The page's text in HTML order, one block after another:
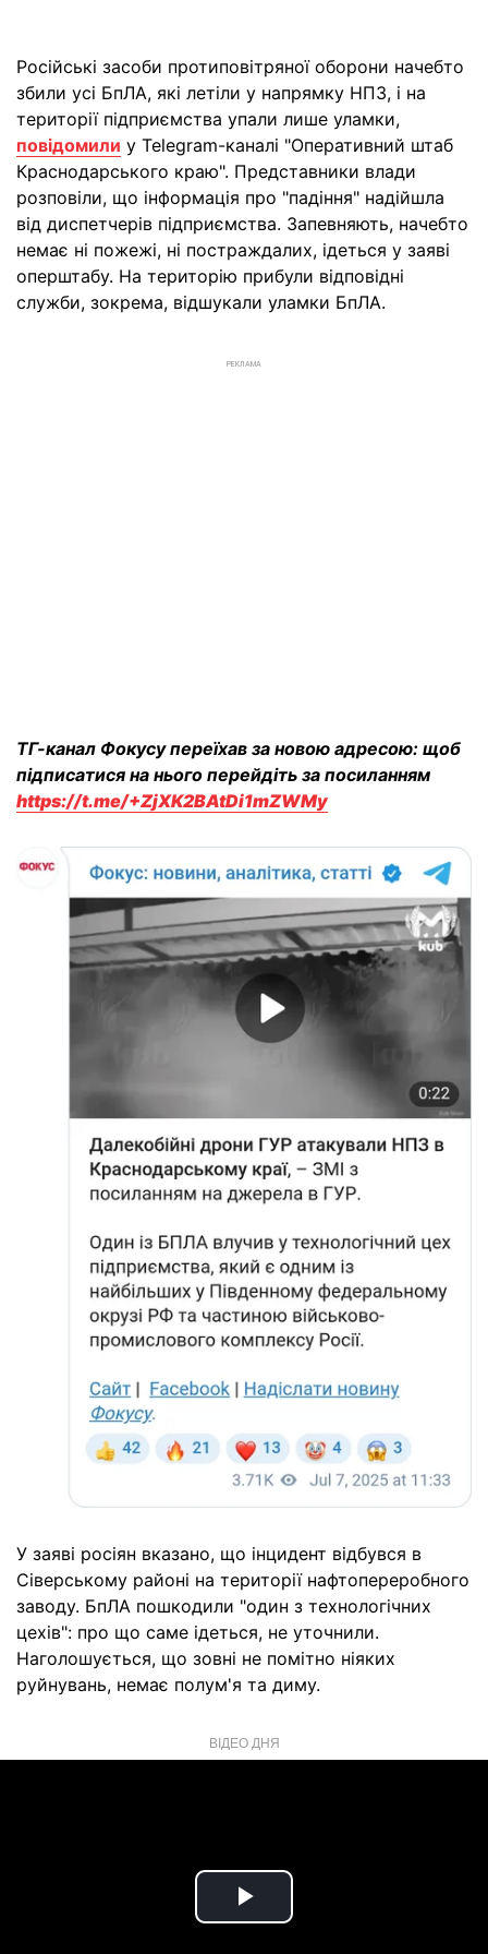
Російські засоби протиповітряної оборони начебто
збили усі БпЛА, які летіли у напрямку НПЗ, і на
території підприємства упали лише уламки,
повідомили у Telegram-каналі "Оперативний штаб
Краснодарського краю". Представники влади
розповіли, що інформація про "падіння" надійшла
від диспетчерів підприємства. Запевняють, начебто
немає ні пожежі, ні постраждалих, ідеться у заяві
оперштабу. На територію прибули відповідні
служби, зокрема, відшукали уламки БпЛА.
РЕКЛАМА
ТГ-канал Фокусу переїхав за новою адресою: щоб
підписатися на нього перейдіть за посиланням
https://t.me/+ZjXK2BAtDi1mZWMy
У заяві росіян вказано, що інцидент відбувся в
Сіверському районі на території нафтопереробного
заводу. БпЛА пошкодили "один з технологічних
цехів": про що саме ідеться, не уточнили.
Наголошується, що зовні не помітно ніяких
руйнувань, немає полум'я та диму.
ВІДЕО ДНЯ
Play